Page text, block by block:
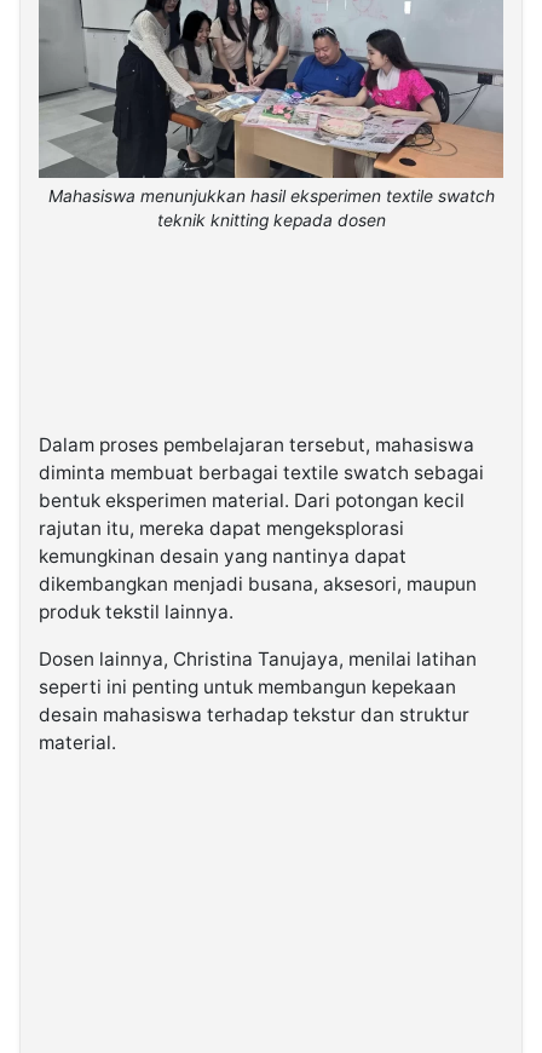
Mahasiswa menunjukkan hasil eksperimen textile swatch
teknik knitting kepada dosen
Dalam proses pembelajaran tersebut, mahasiswa
diminta membuat berbagai textile swatch sebagai
bentuk eksperimen material. Dari potongan kecil
rajutan itu, mereka dapat mengeksplorasi
kemungkinan desain yang nantinya dapat
dikembangkan menjadi busana, aksesori, maupun
produk tekstil lainnya.
Dosen lainnya, Christina Tanujaya, menilai latihan
seperti ini penting untuk membangun kepekaan
desain mahasiswa terhadap tekstur dan struktur
material.